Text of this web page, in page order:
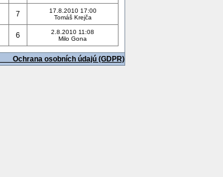
7
17.8.2010 17:00
Tomáš Krejča
6
2.8.2010 11:08
Milo Gona
Ochrana osobních údajú (GDPR)